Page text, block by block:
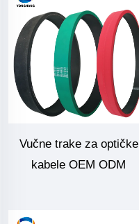
Vučne trake za optičke
kabele OEM ODM